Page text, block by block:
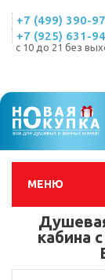
+7 (499) 390-
+7 (925) 631-
с 10 до 21 без
МЕНЮ
кабина